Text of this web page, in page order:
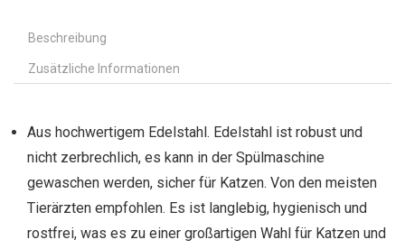
Beschreibung
Zusätzliche Informationen
Aus hochwertigem Edelstahl. Edelstahl ist robust und
nicht zerbrechlich, es kann in der Spülmaschine
gewaschen werden, sicher für Katzen. Von den meisten
Tierärzten empfohlen. Es ist langlebig, hygienisch und
rostfrei, was es zu einer großartigen Wahl für Katzen und